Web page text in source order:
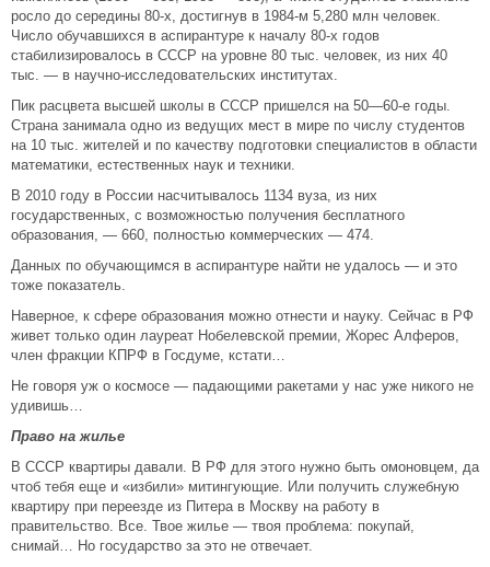
росло до середины 80-х, достигнув в 1984-м 5,280 млн человек.
Число обучавшихся в аспирантуре к началу 80-х годов
стабилизировалось в СССР на уровне 80 тыс. человек, из них 40
тыс. — в научно-исследовательских институтах.
Пик расцвета высшей школы в СССР пришелся на 50—60-е годы.
Страна занимала одно из ведущих мест в мире по числу студентов
на 10 тыс. жителей и по качеству подготовки специалистов в области
математики, естественных наук и техники.
В 2010 году в России насчитывалось 1134 вуза, из них
государственных, с возможностью получения бесплатного
образования, — 660, полностью коммерческих — 474.
Данных по обучающимся в аспирантуре найти не удалось — и это
тоже показатель.
Наверное, к сфере образования можно отнести и науку. Сейчас в РФ
живет только один лауреат Нобелевской премии, Жорес Алферов,
член фракции КПРФ в Госдуме, кстати…
Не говоря уж о космосе — падающими ракетами у нас уже никого не
удивишь…
Право на жилье
В СССР квартиры давали. В РФ для этого нужно быть омоновцем, да
чтоб тебя еще и «избили» митингующие. Или получить служебную
квартиру при переезде из Питера в Москву на работу в
правительство. Все. Твое жилье — твоя проблема: покупай,
снимай… Но государство за это не отвечает.